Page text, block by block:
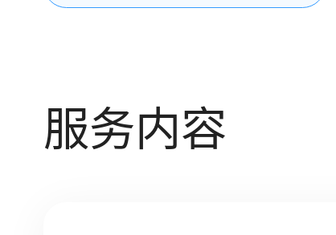
服务内容